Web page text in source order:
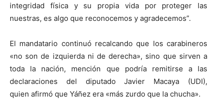
integridad física y su propia vida por proteger las
nuestras, es algo que reconocemos y agradecemos”.
El mandatario continuó recalcando que los carabineros
«no son de izquierda ni de derecha», sino que sirven a
toda la nación, mención que podría remitirse a las
declaraciones del diputado Javier Macaya (UDI),
quien afirmó que Yáñez era «más zurdo que la chucha».